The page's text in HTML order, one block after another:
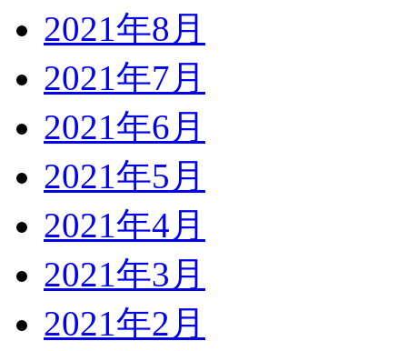
2021年8月
2021年7月
2021年6月
2021年5月
2021年4月
2021年3月
2021年2月